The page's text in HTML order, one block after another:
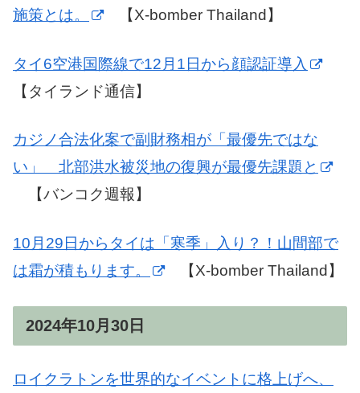
施策とは。
【X-bomber Thailand】
タイ6空港国際線で12月1日から顔認証導入
【タイランド通信】
カジノ合法化案で副財務相が「最優先ではな
い」 北部洪水被災地の復興が最優先課題と
【バンコク週報】
10月29日からタイは「寒季」入り？！山間部で
は霜が積もります。
【X-bomber Thailand】
2024年10月30日
ロイクラトンを世界的なイベントに格上げへ、